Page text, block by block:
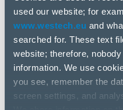
used our website; for
www.westech.eu and
searched for. These text
website; therefore,
information. We use
you see, remember the
screen settings, and
Megoldások
üzleti kihívások
kompetenciákat és